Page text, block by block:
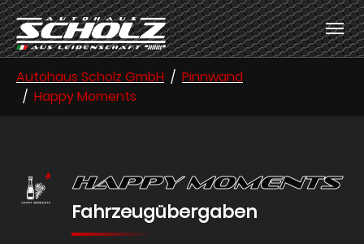
Skip to main content
Skip to page footer
Autohaus Scholz GmbH
Pinnwand
Happy Moments
Happy Moments
Fahrzeugübergaben